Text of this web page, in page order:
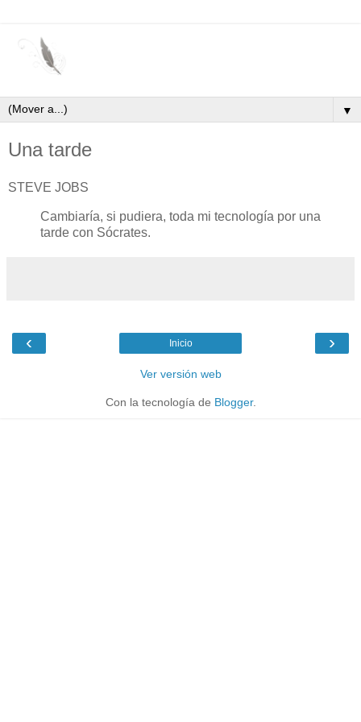
▼
Una tarde
STEVE JOBS
Cambiaría, si pudiera, toda mi tecnología por una
tarde con Sócrates.
‹ ›
Inicio
Ver versión web
Con la tecnología de Blogger.